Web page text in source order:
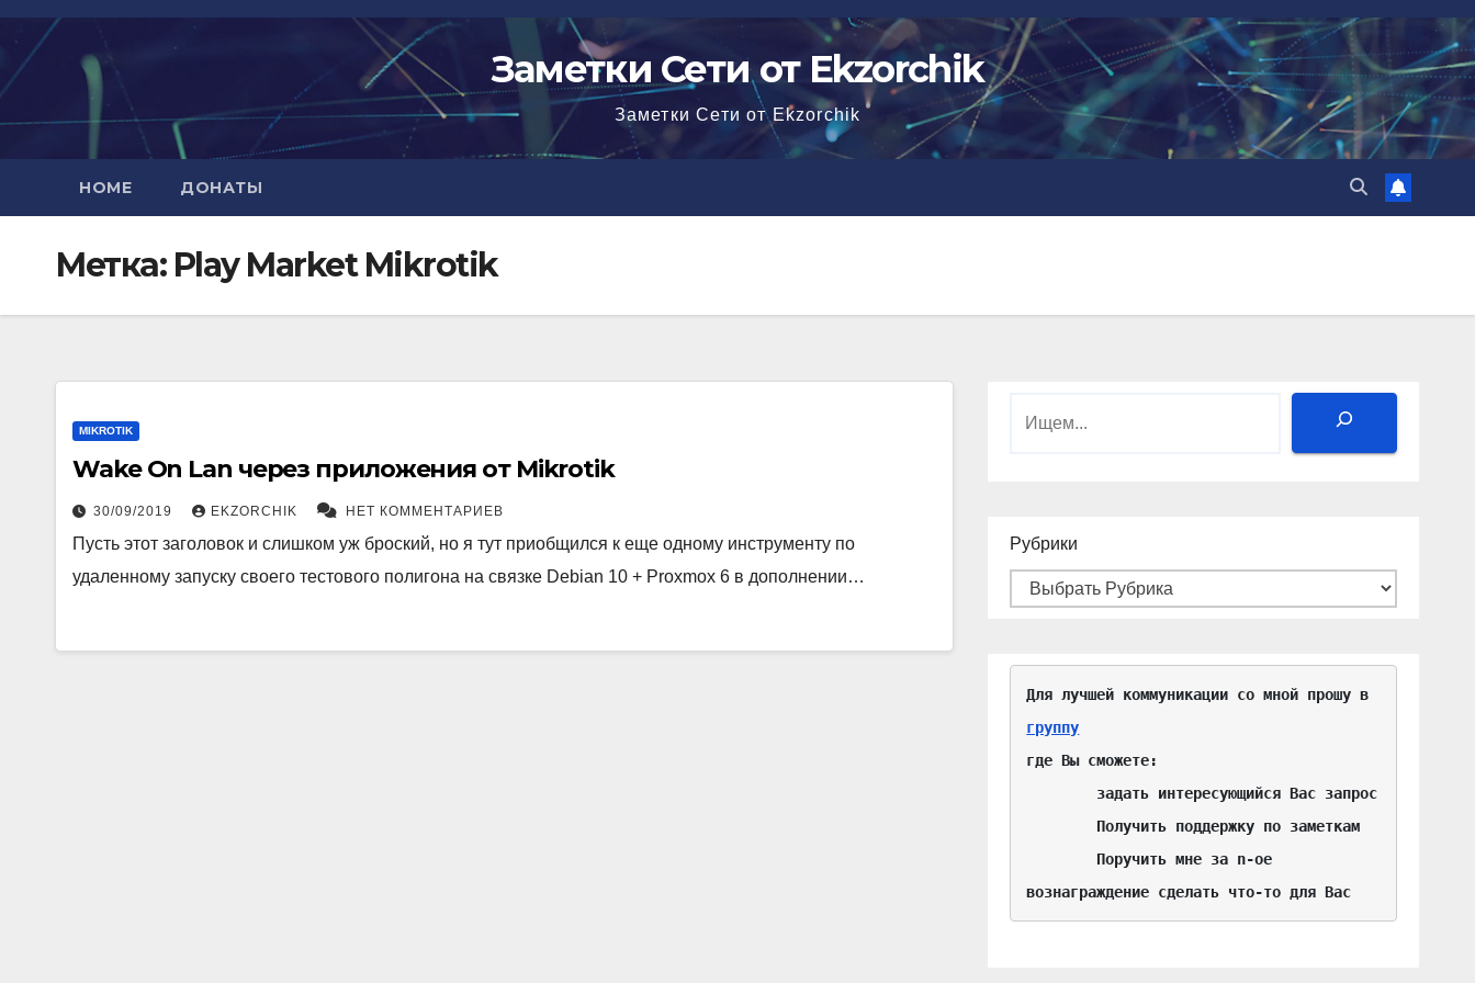
Перейти
содержимому
Заметки Сети от Ekzorchik
Заметки Сети от Ekzorchik
HOME ДОНАТЫ
Метка: Play Market Mikrotik
MIKROTIK
Wake On Lan через приложения от Mikrotik
30/09/2019 EKZORCHIK НЕТ КОММЕНТАРИЕВ
Пусть этот заголовок и слишком уж броский, но я тут приобщился к еще одному инструменту по
удаленному запуску своего тестового полигона на связке Debian 10 + Proxmox 6 в дополнении…
Поиск
Рубрики
группу
где Вы сможете:
вознаграждение сделать что-то для Вас